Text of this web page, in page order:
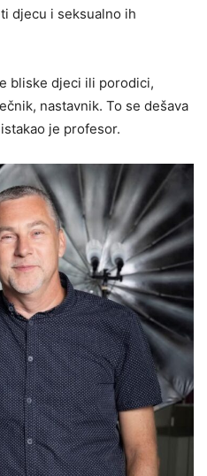
djecu i seksualno ih
bliske djeci ili porodici,
nastavnik. To se dešava
je profesor.